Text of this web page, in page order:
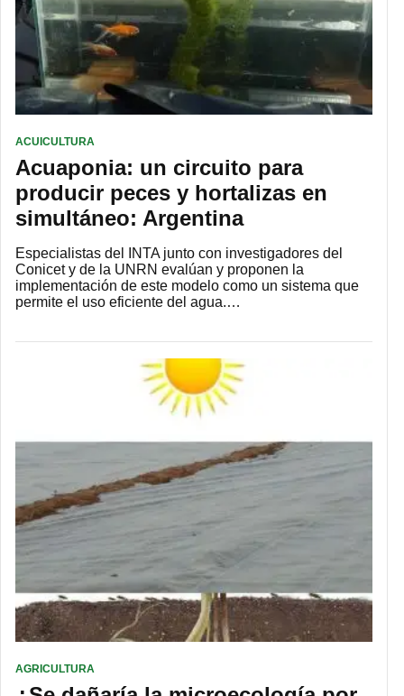
ACUICULTURA
Acuaponia: un circuito para
producir peces y hortalizas en
simultáneo: Argentina
Especialistas del INTA junto con investigadores del
Conicet y de la UNRN evalúan y proponen la
implementación de este modelo como un sistema que
permite el uso eficiente del agua.…
AGRICULTURA